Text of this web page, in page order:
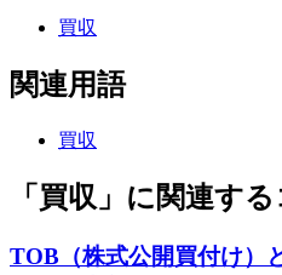
買収
関連用語
買収
「買収」に関連す
TOB（株式公開買付け）